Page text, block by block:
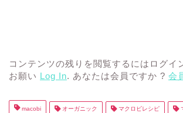
コンテンツの残りを閲覧するにはログイ
お願い Log In. あなたは会員ですか ? 会
macobi オーガニック マクロビレシピ